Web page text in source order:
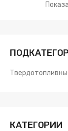
КАТЕГОРИИ